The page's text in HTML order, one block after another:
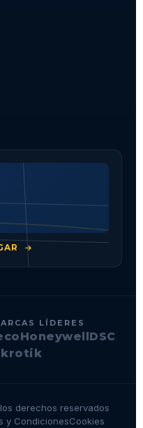
LÍDERES
Honeywell DSC
derechos reservados
y CondicionesCookies